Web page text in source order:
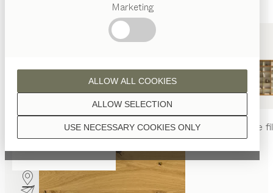
Marketing
USE NECESSARY COOKIES ONLY
ALLOW SELECTION
ALLOW ALL COOKIES
tablenya chaisenya rayonnage